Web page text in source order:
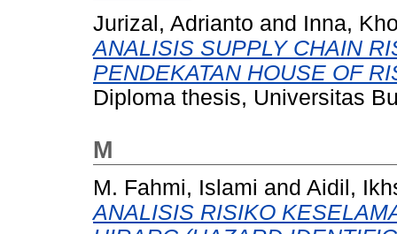
Jurizal, Adrianto and Inna,
ANALISIS SUPPLY CHAIN
PENDEKATAN HOUSE OF
Diploma thesis, Universitas
M
M. Fahmi, Islami and Aidil,
ANALISIS RISIKO